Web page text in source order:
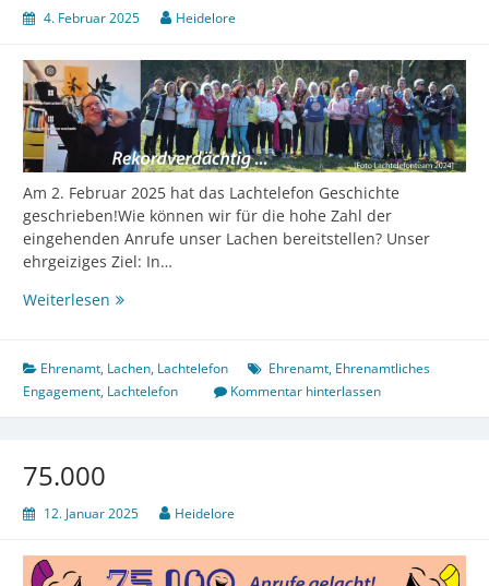
4. Februar 2025 Heidelore
Am 2. Februar 2025 hat das Lachtelefon Geschichte
geschrieben!Wie können wir für die hohe Zahl der
eingehenden Anrufe unser Lachen bereitstellen? Unser
ehrgeiziges Ziel: In…
Weiterlesen Rekordverdächtig:
Lachtelefon
in
12
24
Lachen
verbreitete
Ehrenamt, Lachen, Lachtelefon Ehrenamt, Ehrenamtliches
Engagement, Lachtelefon Kommentar hinterlassen
75.000
12. Januar 2025 Heidelore